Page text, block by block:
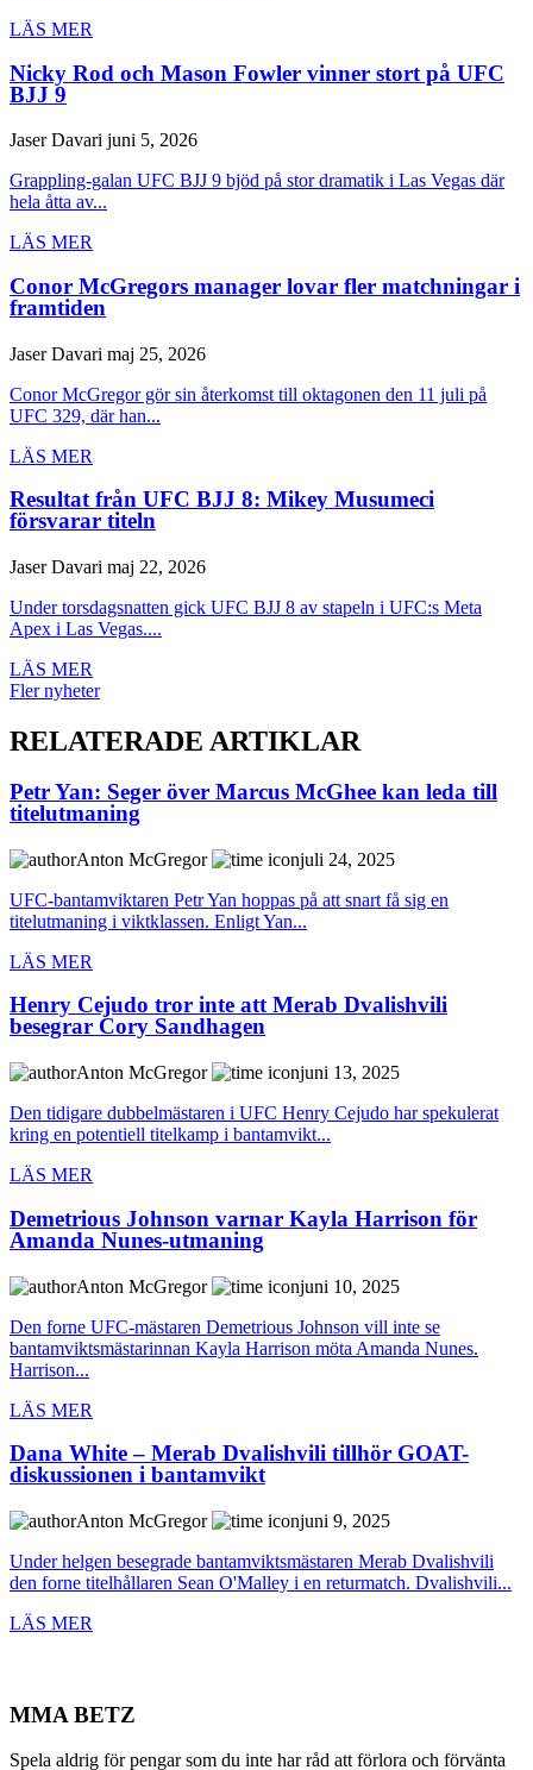
LÄS MER
Nicky Rod och Mason Fowler vinner stort på UFC
BJJ 9
Jaser Davari juni 5, 2026
Grappling-galan UFC BJJ 9 bjöd på stor dramatik i Las Vegas där
hela åtta av...
LÄS MER
Conor McGregors manager lovar fler matchningar i
framtiden
Jaser Davari maj 25, 2026
Conor McGregor gör sin återkomst till oktagonen den 11 juli på
UFC 329, där han...
LÄS MER
Resultat från UFC BJJ 8: Mikey Musumeci
försvarar titeln
Jaser Davari maj 22, 2026
Under torsdagsnatten gick UFC BJJ 8 av stapeln i UFC:s Meta
Apex i Las Vegas....
LÄS MER
Fler nyheter
RELATERADE ARTIKLAR
Petr Yan: Seger över Marcus McGhee kan leda till
titelutmaning
Anton McGregor
juli 24, 2025
UFC-bantamviktaren Petr Yan hoppas på att snart få sig en
titelutmaning i viktklassen. Enligt Yan...
LÄS MER
Henry Cejudo tror inte att Merab Dvalishvili
besegrar Cory Sandhagen
Anton McGregor
juni 13, 2025
Den tidigare dubbelmästaren i UFC Henry Cejudo har spekulerat
kring en potentiell titelkamp i bantamvikt...
LÄS MER
Demetrious Johnson varnar Kayla Harrison för
Amanda Nunes-utmaning
Anton McGregor
juni 10, 2025
Den forne UFC-mästaren Demetrious Johnson vill inte se
bantamviktsmästarinnan Kayla Harrison möta Amanda Nunes.
Harrison...
LÄS MER
Dana White – Merab Dvalishvili tillhör GOAT-
diskussionen i bantamvikt
Anton McGregor
juni 9, 2025
Under helgen besegrade bantamviktsmästaren Merab Dvalishvili
den forne titelhållaren Sean O'Malley i en returmatch. Dvalishvili...
LÄS MER
MMA BETZ
Spela aldrig för pengar som du inte har råd att förlora och förvänta